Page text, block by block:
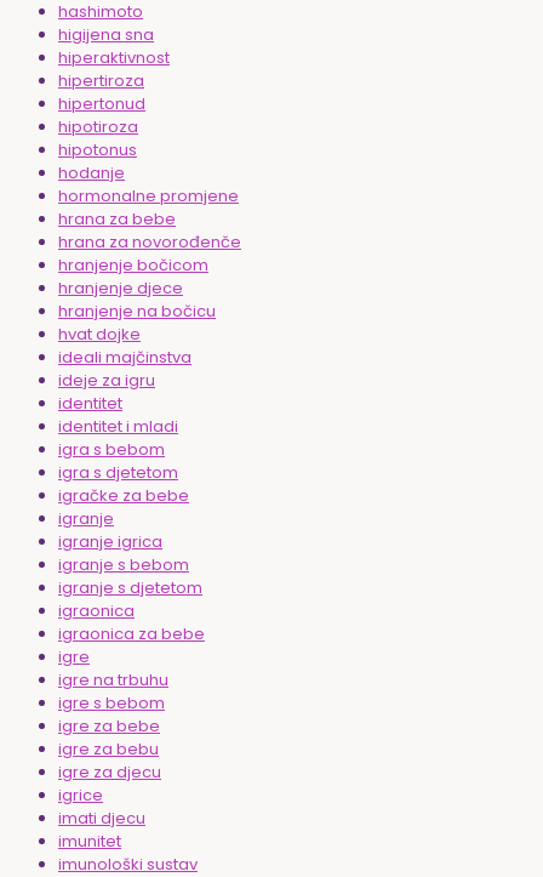
hashimoto
higijena sna
hiperaktivnost
hipertiroza
hipertonud
hipotiroza
hipotonus
hodanje
hormonalne promjene
hrana za bebe
hrana za novorođenče
hranjenje bočicom
hranjenje djece
hranjenje na bočicu
hvat dojke
ideali majčinstva
ideje za igru
identitet
identitet i mladi
igra s bebom
igra s djetetom
igračke za bebe
igranje
igranje igrica
igranje s bebom
igranje s djetetom
igraonica
igraonica za bebe
igre
igre na trbuhu
igre s bebom
igre za bebe
igre za bebu
igre za djecu
igrice
imati djecu
imunitet
imunološki sustav